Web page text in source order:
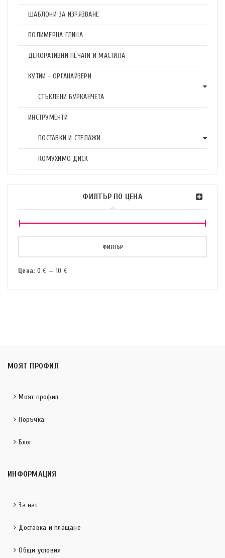
ШАБЛОНИ ЗА ИЗРЯЗВАНЕ
ПОЛИМЕРНА ГЛИНА
ДЕКОРАТИВНИ ПЕЧАТИ И МАСТИЛА
КУТИИ - ОРГАНАЙЗЕРИ
СТЪКЛЕНИ БУРКАНЧЕТА
ИНСТРУМЕНТИ
ПОСТАВКИ И СТЕЛАЖИ
КОМУХИМО ДИСК
ФИЛТЪР ПО ЦЕНА
ФИЛТЪР
Цена: 0 € — 10 €
МОЯТ ПРОФИЛ
Моят профил
Поръчка
Блог
ИНФОРМАЦИЯ
За нас
Доставка и плащане
Общи условия